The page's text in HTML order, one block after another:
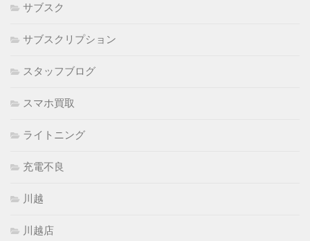
サブスク
サブスクリプション
スタッフブログ
スマホ買取
ライトニング
充電不良
川越
川越店